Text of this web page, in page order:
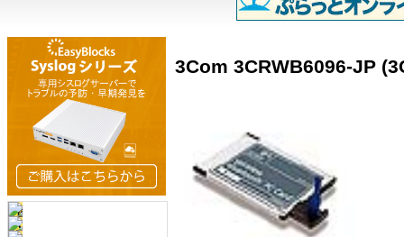
3Com 3CRWB6096-JP